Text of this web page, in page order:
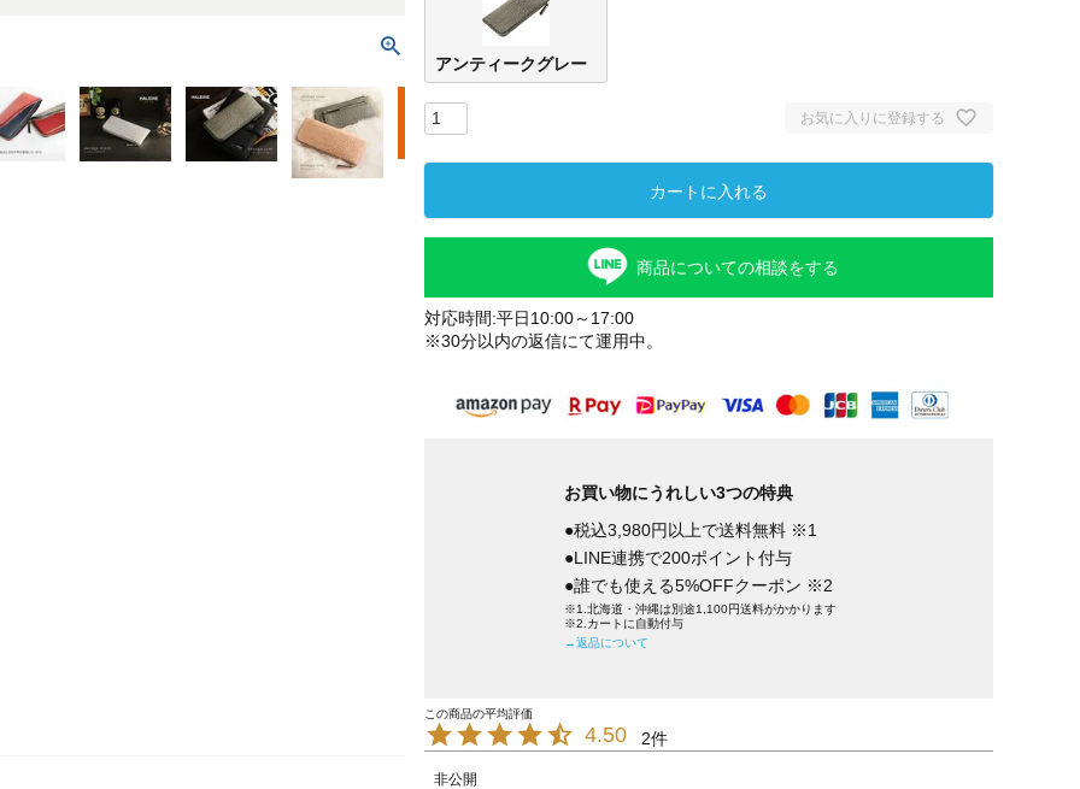
アンティー
アンティー
アンティークグレー
お気に入りに登録する
カートに入れる
商品についての相談をする
対応時間:平日10:00～17:00
※30分以内の返信にて運用中。
お買い物にうれしい3つの特典
●税込3,980円以上で送料無料 ※1
●LINE連携で200ポイント付与
●誰でも使える5%OFFクーポン ※2
※1.北海道・沖縄は別途1,100円送料がかかります
※2.カートに自動付与
→返品について
4.50 2
非公開